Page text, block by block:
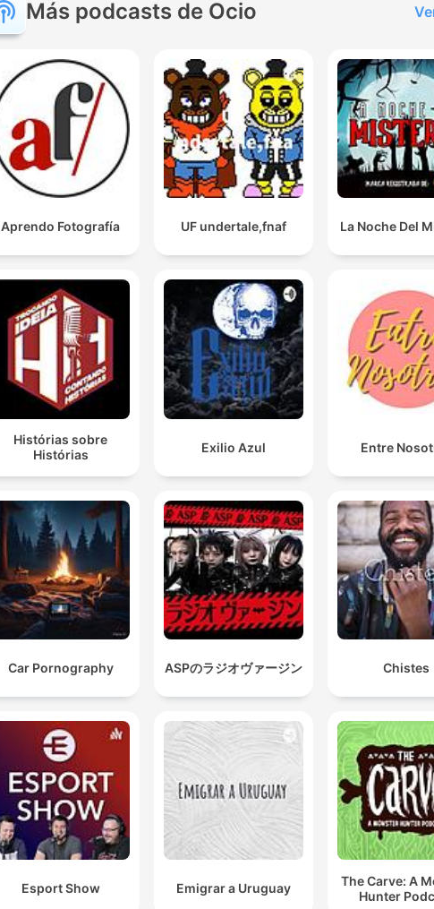
00:30:17 · The host recounts a shocking story sent in by a
in-laws.
Jeg hater byråkati, og jeg hater fjernhilling. Men sist
nevnte, jeg hater det enda sterkere for meg.
00:36:37 · The host expresses their strong dislike for remote
healing as they cast a vote in the segment's nomination
Más podcasts de Ocio
Aprendo Fotografía UF undertale,fnaf La Noche Del
Histórias sobre
Histórias
Exilio Azul Entre
Car Pornography ASPのラジオヴァージン Chistes
Esport Show Emigrar a Uruguay
The Carve: A
Hunter